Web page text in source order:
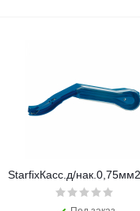
StarfixКасс.д/